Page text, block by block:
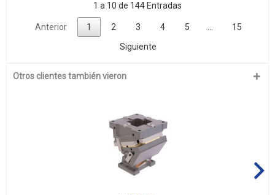
1 a 10 de 144 Entradas
Anterior 1 2 3 4 5
15
Siguiente
Otros clientes también vieron